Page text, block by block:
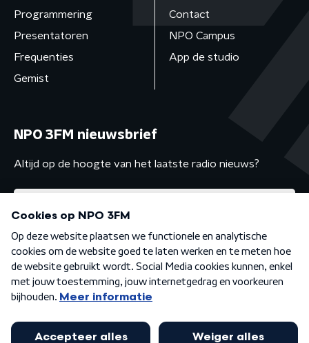
Programmering
Presentatoren
Frequenties
Gemist
Contact
NPO Campus
App de studio
NPO 3FM nieuwsbrief
Altijd op de hoogte van het laatste radio nieuws?
Algemene voorwaarden Privacybeleid